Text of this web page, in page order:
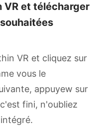
VR et télécharger
VR et cliquez sur
vous le
appuyew sur
fini, n'oubliez